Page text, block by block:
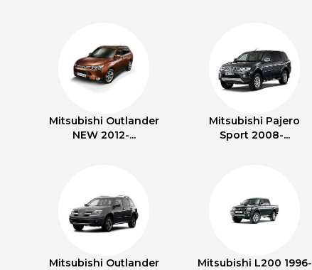
Mitsubishi Outlander
NEW 2012-...
Mitsubishi Pajero
Sport 2008-...
Mitsubishi Outlander
Mitsubishi L200 1996-